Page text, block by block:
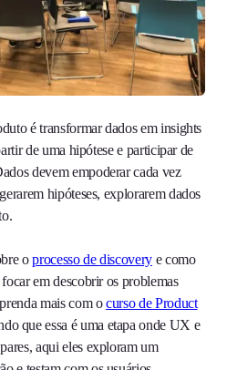
é transformar dados em insights
de uma hipótese e participar de
devem empoderar cada vez
hipóteses, explorarem dados
oprocesso de discoverye como
em descobrir os problemas
mais com ocurso de Product
que essa é uma etapa onde UX e
aqui eles exploram um